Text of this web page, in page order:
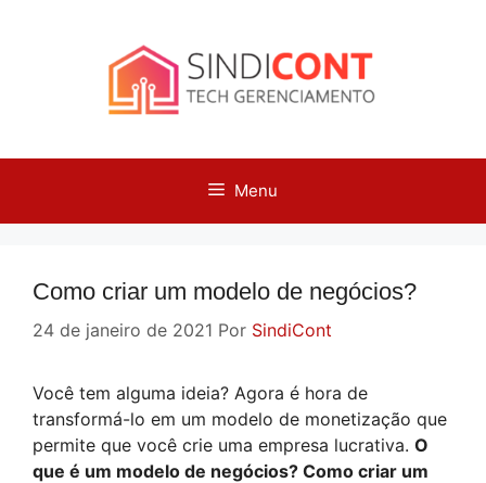
Menu
Como criar um modelo de negócios?
24 de janeiro de 2021 Por SindiCont
Você tem alguma ideia? Agora é hora de
transformá-lo em um modelo de monetização que
permite que você crie uma empresa lucrativa. O
que é um modelo de negócios? Como criar um